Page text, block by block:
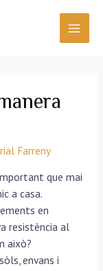
Farreny
que mai
a casa.
en
resistència al
això?
envans i